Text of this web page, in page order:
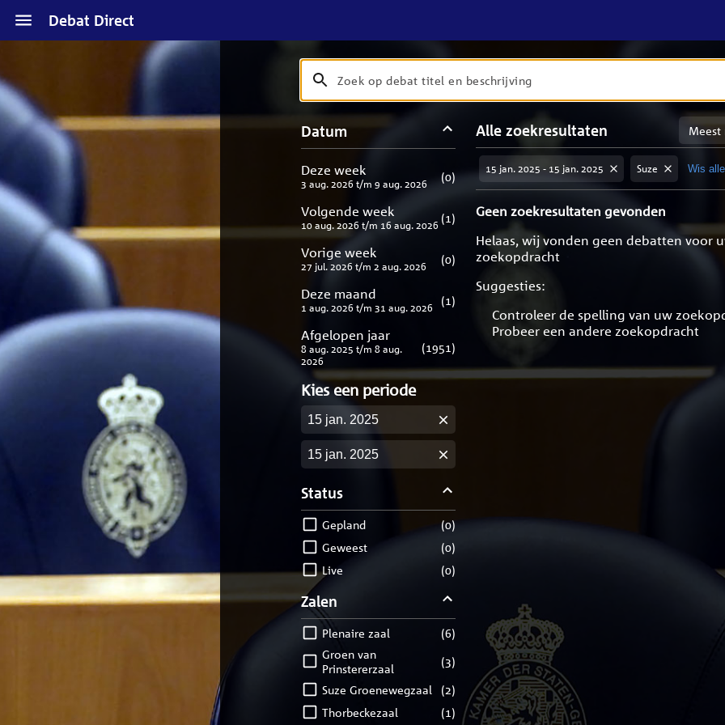
hoofdinhoudDebat Direct
Zoeken
Zoek
op
debat
titel
en
beschrijving
zoekresultaten
Verfijn
uw
resultaten
Datum
Deze week
3 aug. 2026 t/m 9 aug. 2026
(0)
Volgende week
10 aug. 2026 t/m 16 aug. 2026
(1 )
Vorige week
27 jul. 2026 t/m 2 aug. 2026
(0)
Deze maand
1 aug. 2026 t/m 31 aug. 2026
(1 )
Afgelopen jaar
8 aug. 2025 t/m 8 aug.
2026
(1951 )
Kies een periode
Startdatum
Einddatum
Status
gepland (0)
geweest
(0)
live
(0)
Zalen
Plenaire zaal (6)
Groen van
Prinstererzaal
(3)
Suze Groenewegzaal
(2)
Thorbeckezaal
(1 )
Alle zoekresultaten
Sorteren
op
relevant
15 jan. 2025 - 15 jan. 2025 Suze Wis
Geen zoekresultaten gevonden
Helaas, wij vonden geen debatten voor
zoekopdracht
Suggesties:
Controleer de spelling van uw
Probeer een andere zoekopdracht